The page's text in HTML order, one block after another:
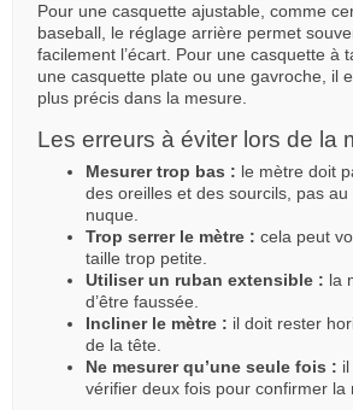
Pour une casquette ajustable, comme
baseball, le réglage arrière permet
facilement l’écart. Pour une casquette à
une casquette plate ou une gavroche, il
plus précis dans la mesure.
Les erreurs à éviter lors de la
Mesurer trop bas : le mètre doit
des oreilles et des sourcils, pas
nuque.
Trop serrer le mètre : cela peut
taille trop petite.
Utiliser un ruban extensible : la
d’être faussée.
Incliner le mètre : il doit rester
de la tête.
Ne mesurer qu’une seule fois :
vérifier deux fois pour confirmer la